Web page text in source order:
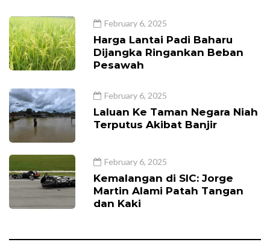
February 6, 2025
Harga Lantai Padi Baharu
Dijangka Ringankan Beban
Pesawah
February 6, 2025
Laluan Ke Taman Negara Niah
Terputus Akibat Banjir
February 6, 2025
Kemalangan di SIC: Jorge
Martin Alami Patah Tangan
dan Kaki